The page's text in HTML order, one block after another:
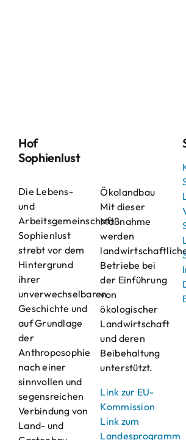
Hof
Sophienlust
Die Lebens-
und
Arbeitsgemeinschaft
Sophienlust
strebt vor dem
Hintergrund
ihrer
unverwechselbaren
Geschichte und
auf Grundlage
der
Anthroposophie
nach einer
sinnvollen und
segensreichen
Verbindung von
Land- und
Ökolandbau
Mit dieser
Maßnahme
werden
Betriebe bei
der Einführung
von
ökologischer
Landwirtschaft
und deren
Beibehaltung
unterstützt.
Link zur EU-
Kommission
Link zum
Landesprogramm